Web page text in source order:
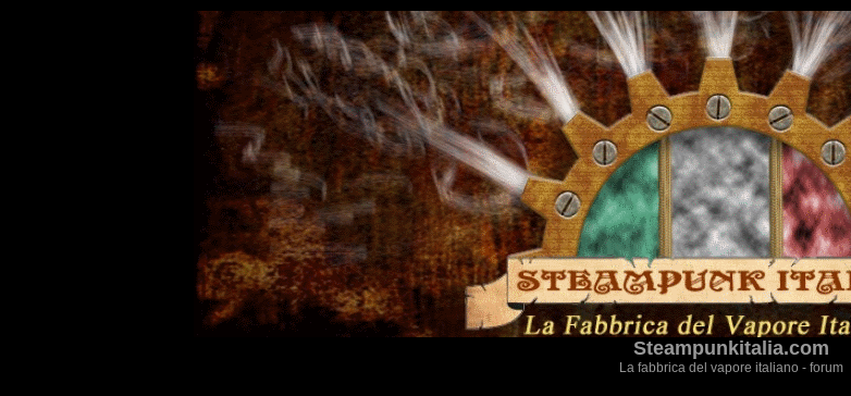
Steampunkitalia.com
La fabbrica del vapore italiano - forum